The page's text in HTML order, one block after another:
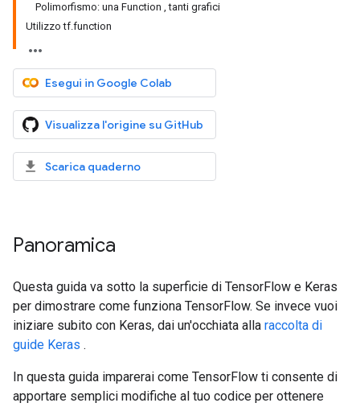
Polimorfismo: una Function , tanti grafici
Utilizzo tf.function
Esegui in Google Colab
Visualizza l'origine su GitHub
Scarica quaderno
Panoramica
Questa guida va sotto la superficie di TensorFlow e Keras
per dimostrare come funziona TensorFlow. Se invece vuoi
iniziare subito con Keras, dai un'occhiata alla raccolta di
guide Keras .
In questa guida imparerai come TensorFlow ti consente di
apportare semplici modifiche al tuo codice per ottenere